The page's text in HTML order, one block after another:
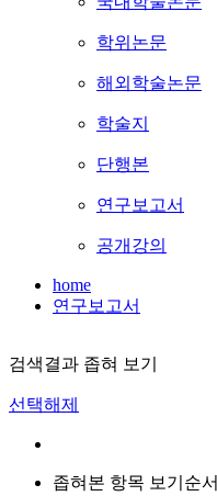
학위논문
해외학술논문
학술지
단행본
연구보고서
공개강의
home
연구보고서
검색결과 좁혀 보기
선택해제
좁혀본 항목 보기순서